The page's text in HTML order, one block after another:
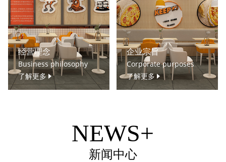
经营理念
Business philosophy
了解更多
企业宗旨
Corporate purposes
了解更多
NEWS+
新闻中心